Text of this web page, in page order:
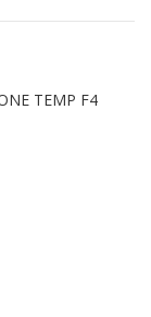
TEMP F4